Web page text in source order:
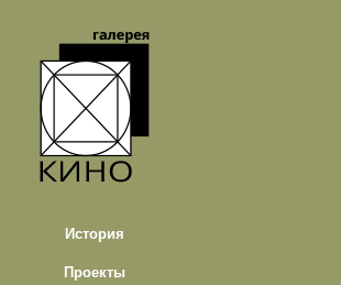
История
Проекты